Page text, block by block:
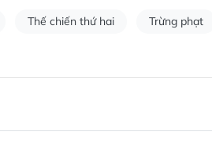
Thế chiến thứ hai Trừng phạt